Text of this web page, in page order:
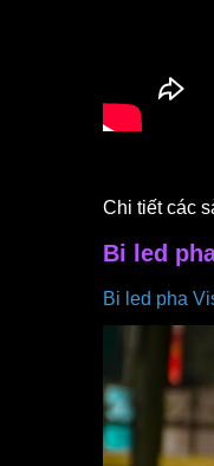
Chi tiết các
Bi led
Bi led pha